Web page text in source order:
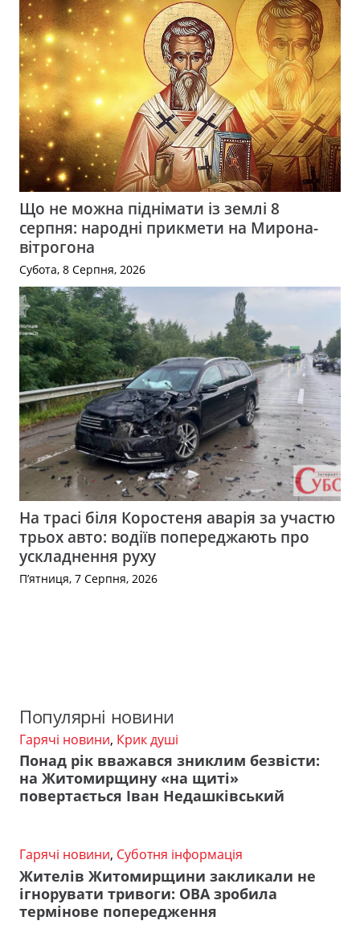
Що не можна піднімати із землі 8
серпня: народні прикмети на Мирона-
вітрогона
Субота, 8 Серпня, 2026
На трасі біля Коростеня аварія за участю
трьох авто: водіїв попереджають про
ускладнення руху
П’ятниця, 7 Серпня, 2026
Популярні новини
Гарячі новини, Крик душі
Понад рік вважався зниклим безвісти:
на Житомирщину «на щиті»
повертається Іван Недашківський
Гарячі новини, Суботня інформація
Жителів Житомирщини закликали не
ігнорувати тривоги: ОВА зробила
термінове попередження